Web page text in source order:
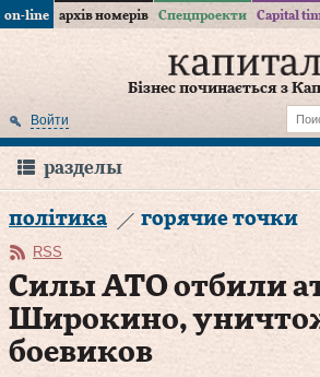
on-line архів номерів Спецпроекти Capital
Бізнес починається з
Войти
разделы
політика горячие точки
RSS
Силы АТО отбили
Широкино,
боевиков